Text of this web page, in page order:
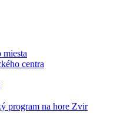
centra
program na hore Zvir